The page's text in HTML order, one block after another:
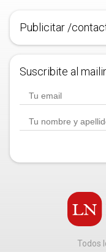
Publicitar /
Suscribite al
Todos